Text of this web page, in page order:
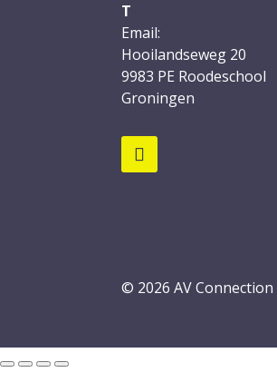
T
Email:
Hooilandseweg 20
9983 PE Roodeschool
Groningen
© 2026 AV Connection